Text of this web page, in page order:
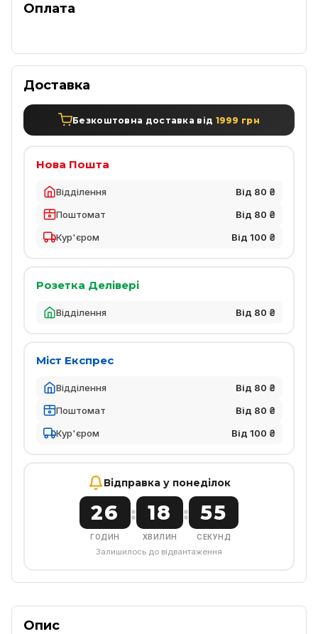
Оплата
Доставка
Безкоштовна доставка від 1999 грн
Нова Пошта
Відділення
Від 80 ₴
Поштомат
Від 80 ₴
Кур'єром
Від 100 ₴
Розетка Делівері
Відділення Від 80 ₴
Міст Експрес
Відділення
Від 80 ₴
Поштомат
Від 80 ₴
Кур'єром
Від 100 ₴
Відправка у понеділок
26
ГОДИН
: 18
ХВИЛИН
: 55
СЕКУНД
Залишилось до відвантаження
Опис